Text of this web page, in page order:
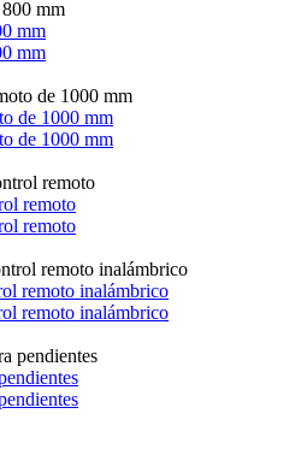
mm
mm
de 1000 mm
de 1000 mm
remoto
remoto
remoto inalámbrico
remoto inalámbrico